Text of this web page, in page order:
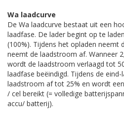
Wa laadcurve
De Wa laadcurve bestaat uit een
laadfase. De lader begint op te
(100%). Tijdens het opladen neemt
neemt de laadstroom af. Wanneer
wordt de laadstroom verlaagd tot
laadfase beëindigd. Tijdens de
laadstroom af tot 25% en wordt
/ cel bereikt (= volledige
accu/ batterij).